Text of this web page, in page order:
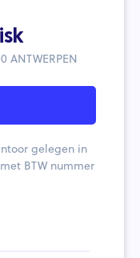
ANTWERPEN
gelegen in
BTW nummer